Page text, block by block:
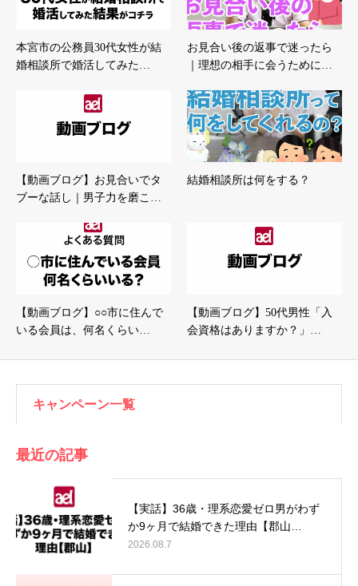
本宮市の公務員30代女性が結
婚相談所で婚活してみた…
お見合い後の返事で迷ったら
｜理想の相手に会うために…
【動画ブログ】お見合いでタ
ブーな話し｜男子力を磨こ…
結婚相談所は何をする？
【動画ブログ】○○市に住んで
いる会員は、何名くらい…
【動画ブログ】50代男性「入
会資格はありますか？」…
キャンペーン一覧
最近の記事
【実話】36歳・理系恋愛ゼロ男がわず
か9ヶ月で結婚できた理由【郡山…
2026.08.7